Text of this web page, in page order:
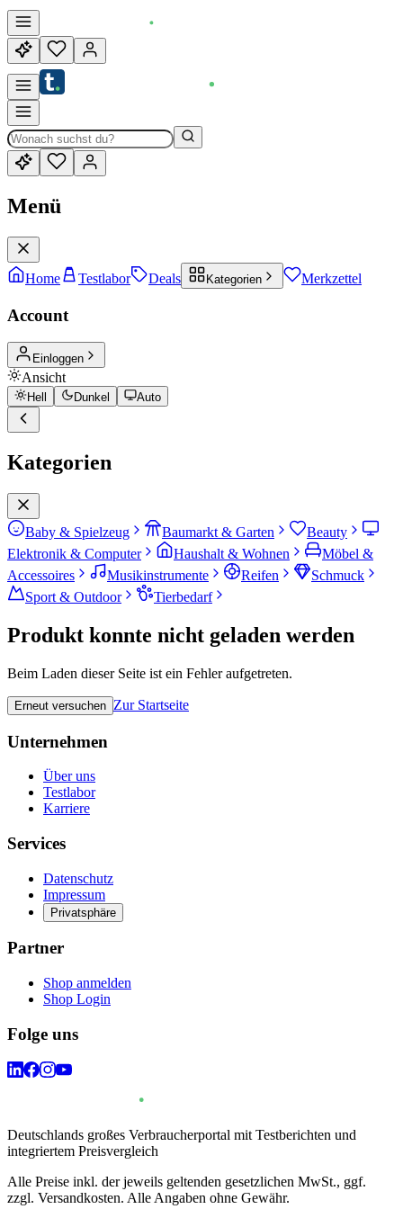
Menü
Home Testlabor Deals Kategorien Merkzettel
Account
Einloggen
Ansicht
Hell Dunkel Auto
Kategorien
Baby & Spielzeug Baumarkt & Garten
Beauty
Elektronik & Computer
Haushalt & Wohnen
Möbel &
Accessoires
Musikinstrumente Reifen
Schmuck
Sport & Outdoor
Tierbedarf
Produkt konnte nicht geladen werden
Beim Laden dieser Seite ist ein Fehler aufgetreten.
Erneut versuchen Zur Startseite
Unternehmen
Über uns
Testlabor
Karriere
Services
Datenschutz
Impressum
Privatsphäre
Partner
Shop anmelden
Shop Login
Folge uns
Deutschlands großes Verbraucherportal mit Testberichten und
integriertem Preisvergleich
Alle Preise inkl. der jeweils geltenden gesetzlichen MwSt., ggf.
zzgl. Versandkosten. Alle Angaben ohne Gewähr.